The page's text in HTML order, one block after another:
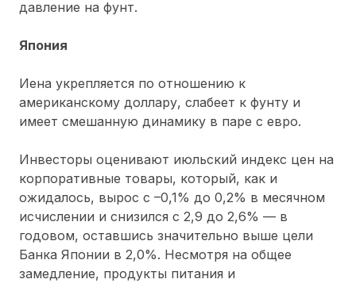
давление на фунт.
Япония
Иена укрепляется по отношению к
американскому доллару, слабеет к фунту и
имеет смешанную динамику в паре с евро.
Инвесторы оценивают июльский индекс цен на
корпоративные товары, который, как и
ожидалось, вырос с –0,1% до 0,2% в месячном
исчислении и снизился с 2,9 до 2,6% — в
годовом, оставшись значительно выше цели
Банка Японии в 2,0%. Несмотря на общее
замедление, продукты питания и